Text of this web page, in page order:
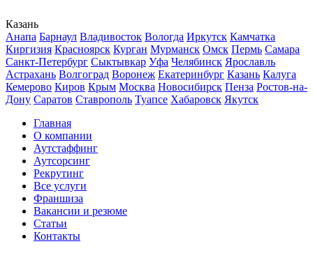
Казань
Анапа Барнаул Владивосток Вологда Иркутск Камчатка
Киргизия Красноярск Курган Мурманск Омск Пермь Самара
Санкт-Петербург Сыктывкар Уфа Челябинск Ярославль
Астрахань Волгоград Воронеж Екатеринбург Казань Калуга
Кемерово Киров Крым Москва Новосибирск Пенза Ростов-на-
Дону Саратов Ставрополь Туапсе Хабаровск Якутск
Главная
О компании
Аутстаффинг
Аутсорсинг
Рекрутинг
Все услуги
Франшиза
Вакансии и резюме
Статьи
Контакты